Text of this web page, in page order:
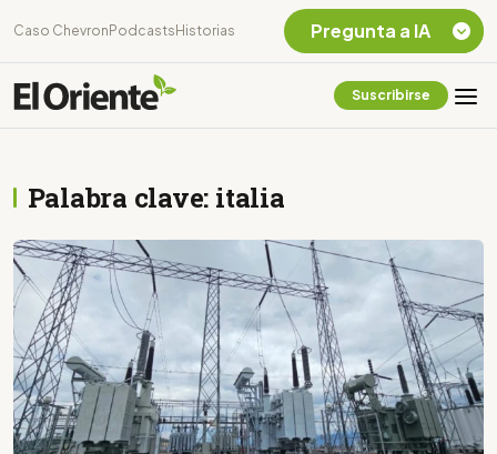
Caso Chevron Podcasts Historias
Suscribirse
Palabra clave: italia
Pregunta a IA
Amazonia Ecuatoriana
¿En que consiste la
tasa minera que rige en
Ecuador?